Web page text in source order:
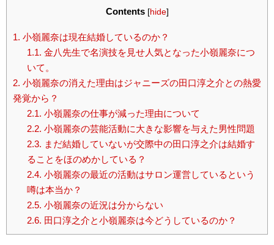
Contents [hide]
1. 小嶺麗奈は現在結婚しているのか？
1.1. 金八先生で名演技を見せ人気となった小嶺麗奈につ
いて。
2. 小嶺麗奈の消えた理由はジャニーズの田口淳之介との熱愛
発覚から？
2.1. 小嶺麗奈の仕事が減った理由について
2.2. 小嶺麗奈の芸能活動に大きな影響を与えた男性問題
2.3. まだ結婚していないが交際中の田口淳之介は結婚す
ることをほのめかしている？
2.4. 小嶺麗奈の最近の活動はサロン運営しているという
噂は本当か？
2.5. 小嶺麗奈の近況は分からない
2.6. 田口淳之介と小嶺麗奈は今どうしているのか？